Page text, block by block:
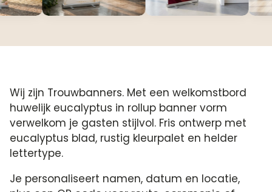
Wij zijn Trouwbanners. Met een welkomstbord
huwelijk eucalyptus in rollup banner vorm
verwelkom je gasten stijlvol. Fris ontwerp met
eucalyptus blad, rustig kleurpalet en helder
lettertype.
Je personaliseert namen, datum en locatie,